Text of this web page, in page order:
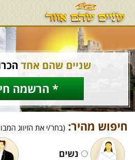
שניים שהם אחד
* הרשמה
חיפוש מהיר: (בחר/י את הזיווג
נשים